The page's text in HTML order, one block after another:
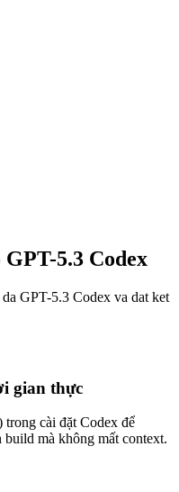
5.3 Codex
GPT-5.3 Codex va dat ket
gian thực
cài đặt Codex để
mà không mất context.